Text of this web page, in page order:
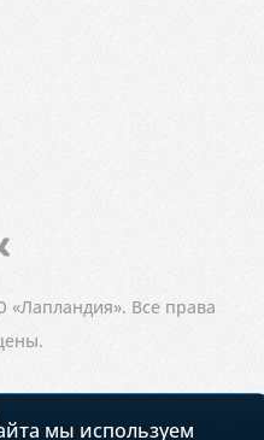
Все права
мы используем